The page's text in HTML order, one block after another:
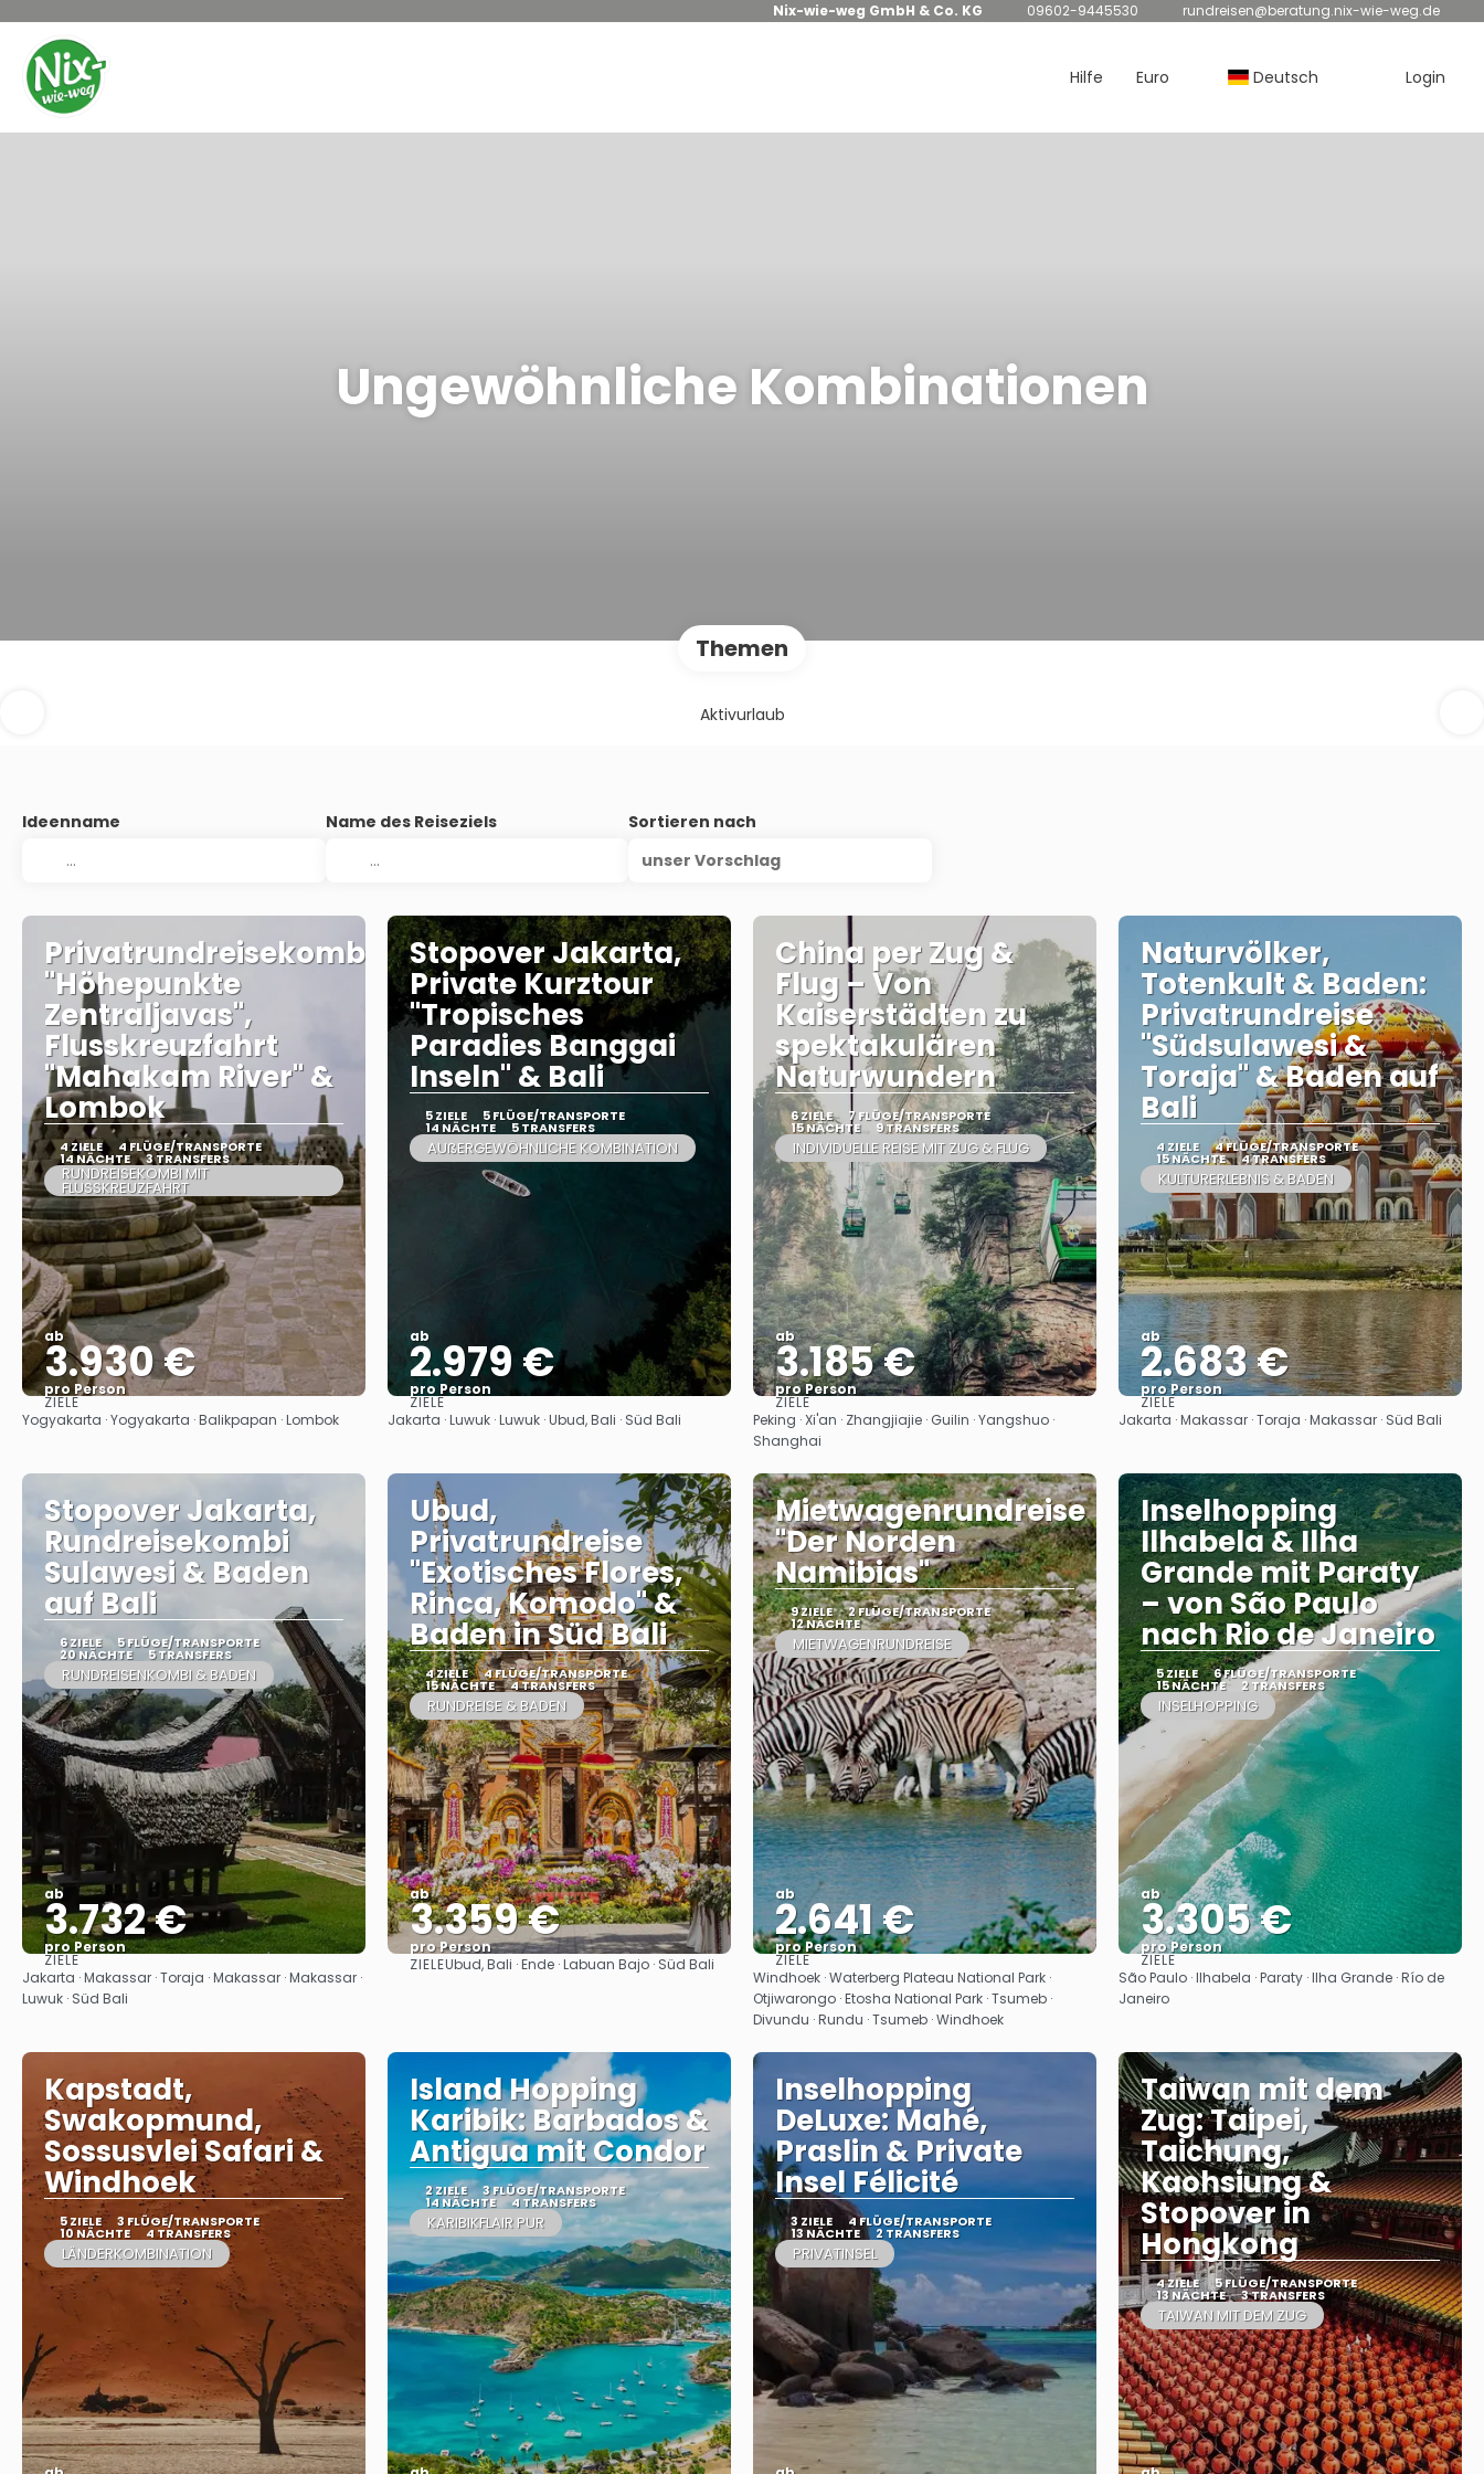
Nix-wie-weg GmbH & Co. KG 09602-9445530 rundreisen@beratung.nix-wie-weg.de
Hilfe Euro Deutsch Login
Ungewöhnliche Kombinationen
Themen
Aktivurlaub
Ideenname Name des Reiseziels
Sortieren nach
unser Vorschlag
Privatrundreisekombi:
"Höhepunkte
Zentraljavas",
Flusskreuzfahrt
"Mahakam River" &
Lombok
4 ZIELE 4 FLÜGE/TRANSPORTE
14 NÄCHTE 3 TRANSFERS
RUNDREISEKOMBI MIT
FLUSSKREUZFAHRT
ab
3.930 €
pro Person
Sehen
ZIELE
Yogyakarta · Yogyakarta · Balikpapan · Lombok
Stopover Jakarta,
Private Kurztour
"Tropisches
Paradies Banggai
Inseln" & Bali
5 ZIELE 5 FLÜGE/TRANSPORTE
14 NÄCHTE 5 TRANSFERS
AUßERGEWÖHNLICHE KOMBINATION
ab
2.979 €
pro Person
Sehen
ZIELE
Jakarta · Luwuk · Luwuk · Ubud, Bali · Süd Bali
China per Zug &
Flug – Von
Kaiserstädten zu
spektakulären
Naturwundern
6 ZIELE 7 FLÜGE/TRANSPORTE
15 NÄCHTE 9 TRANSFERS
INDIVIDUELLE REISE MIT ZUG & FLUG
ab
3.185 €
pro Person
Sehen
ZIELE
Peking · Xi'an · Zhangjiajie · Guilin · Yangshuo ·
Shanghai
Naturvölker,
Totenkult & Baden:
Privatrundreise
"Südsulawesi &
Toraja" & Baden auf
Bali
4 ZIELE 4 FLÜGE/TRANSPORTE
15 NÄCHTE 4 TRANSFERS
KULTURERLEBNIS & BADEN
ab
2.683 €
pro Person
Sehen
ZIELE
Jakarta · Makassar · Toraja · Makassar · Süd Bali
Stopover Jakarta,
Rundreisekombi
Sulawesi & Baden
auf Bali
6 ZIELE 5 FLÜGE/TRANSPORTE
20 NÄCHTE 5 TRANSFERS
RUNDREISENKOMBI & BADEN
ab
3.732 €
pro Person
Sehen
ZIELE
Jakarta · Makassar · Toraja · Makassar · Makassar ·
Luwuk · Süd Bali
Ubud,
Privatrundreise
"Exotisches Flores,
Rinca, Komodo" &
Baden in Süd Bali
4 ZIELE 4 FLÜGE/TRANSPORTE
15 NÄCHTE 4 TRANSFERS
RUNDREISE & BADEN
ab
3.359 €
pro Person
Sehen
ZIELEUbud, Bali · Ende · Labuan Bajo · Süd Bali
Mietwagenrundreise
"Der Norden
Namibias"
9 ZIELE 2 FLÜGE/TRANSPORTE
12 NÄCHTE
MIETWAGENRUNDREISE
ab
2.641 €
pro Person
Sehen
ZIELE
Windhoek · Waterberg Plateau National Park ·
Otjiwarongo · Etosha National Park · Tsumeb ·
Divundu · Rundu · Tsumeb · Windhoek
Inselhopping
Ilhabela & Ilha
Grande mit Paraty
– von São Paulo
nach Rio de Janeiro
5 ZIELE 6 FLÜGE/TRANSPORTE
15 NÄCHTE 2 TRANSFERS
INSELHOPPING
ab
3.305 €
pro Person
Sehen
ZIELE
São Paulo · Ilhabela · Paraty · Ilha Grande · Río de
Janeiro
Kapstadt,
Swakopmund,
Sossusvlei Safari &
Windhoek
5 ZIELE 3 FLÜGE/TRANSPORTE
10 NÄCHTE 4 TRANSFERS
LÄNDERKOMBINATION
Island Hopping
Karibik: Barbados &
Antigua mit Condor
2 ZIELE 3 FLÜGE/TRANSPORTE
14 NÄCHTE 4 TRANSFERS
KARIBIKFLAIR PUR
Inselhopping
DeLuxe: Mahé,
Praslin & Private
Insel Félicité
3 ZIELE 4 FLÜGE/TRANSPORTE
13 NÄCHTE 2 TRANSFERS
PRIVATINSEL
Taiwan mit dem
Zug: Taipei,
Taichung,
Kaohsiung &
Stopover in
Hongkong
4 ZIELE 5 FLÜGE/TRANSPORTE
13 NÄCHTE 3 TRANSFERS
TAIWAN MIT DEM ZUG